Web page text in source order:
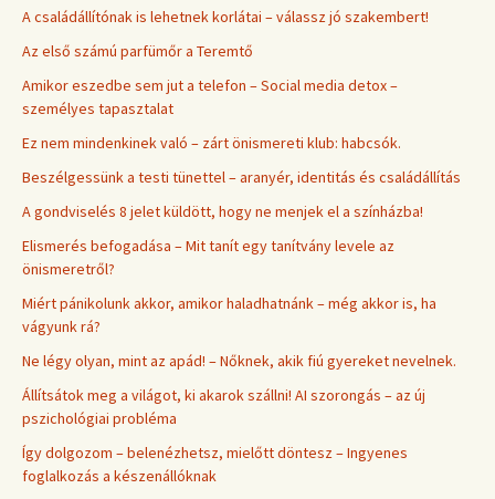
A családállítónak is lehetnek korlátai – válassz jó szakembert!
Az első számú parfümőr a Teremtő
Amikor eszedbe sem jut a telefon – Social media detox –
személyes tapasztalat
Ez nem mindenkinek való – zárt önismereti klub: habcsók.
Beszélgessünk a testi tünettel – aranyér, identitás és családállítás
A gondviselés 8 jelet küldött, hogy ne menjek el a színházba!
Elismerés befogadása – Mit tanít egy tanítvány levele az
önismeretről?
Miért pánikolunk akkor, amikor haladhatnánk – még akkor is, ha
vágyunk rá?
Ne légy olyan, mint az apád! – Nőknek, akik fiú gyereket nevelnek.
Állítsátok meg a világot, ki akarok szállni! AI szorongás – az új
pszichológiai probléma
Így dolgozom – belenézhetsz, mielőtt döntesz – Ingyenes
foglalkozás a készenállóknak